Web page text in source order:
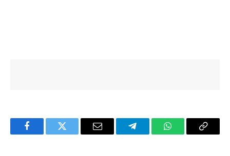
FacebookTwitter Email TelegramWhatsAppCopy